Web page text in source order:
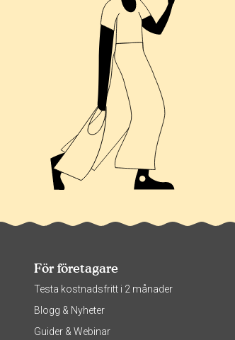
För företagare
Testa kostnadsfritt i 2 månader
Blogg & Nyheter
Guider & Webinar